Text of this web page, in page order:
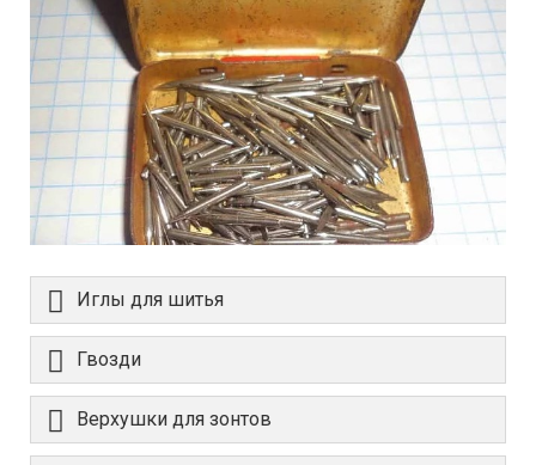
Иглы для шитья
Гвозди
Верхушки для зонтов